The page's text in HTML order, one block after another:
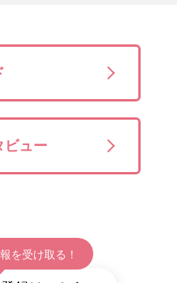
ビュー
を受け取る！